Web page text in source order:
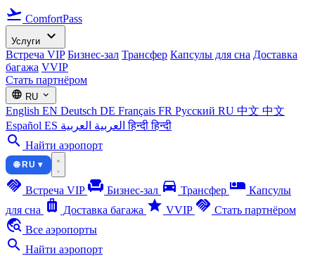
flight_takeoff ComfortPass
Услуги expand_more
Встреча VIP Бизнес-зал Трансфер Капсулы для сна Доставка
багажа VVIP
Стать партнёром
language RU expand_more
English EN Deutsch DE Français FR Русский RU 中文 中文
Español ES العربية العربية हिन्दीहिन्दी
search Найти аэропорт
🌐 RU ▾
handshake Встреча VIP chair Бизнес-зал directions_car Трансфер airline_seat_individual_suite Капсулы
для сна luggage Доставка багажа star VVIP handshake Стать партнёром
travel_explore Все аэропорты
search Найти аэропорт